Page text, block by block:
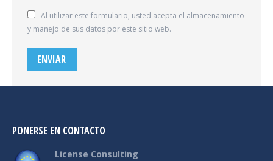
Al utilizar este formulario, usted acepta el almacenamiento
y manejo de sus datos por este sitio web.
ENVIAR
PONERSE EN CONTACTO
License Consulting